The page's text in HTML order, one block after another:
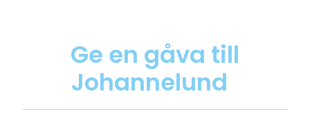
Ge en gåva till
Johannelund